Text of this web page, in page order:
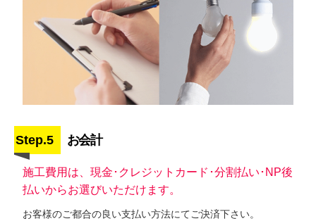
Step.5 お会計
施工費用は、現金･クレジットカード･分割払い･NP後
払いからお選びいただけます。
お客様のご都合の良い支払い方法にてご決済下さい。